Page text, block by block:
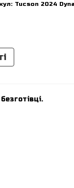
Tucson 2024